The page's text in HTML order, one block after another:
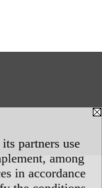
partners use
among
in accordance